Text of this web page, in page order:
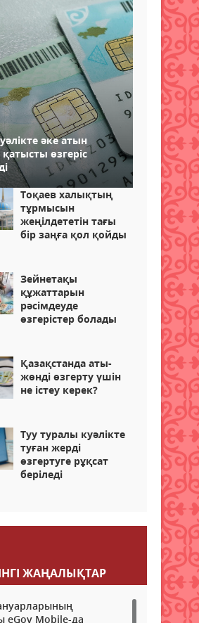
әке атын
өзгеріс
Тоқаев халықтың
тұрмысын
жеңілдететін тағы
бір заңға қол қойды
Зейнетақы
құжаттарын
рәсімдеуде
өзгерістер болады
Қазақстанда аты-
жөнді өзгерту үшін
не істеу керек?
Туу туралы куәлікте
туған жерді
өзгертуге рұқсат
беріледі
ЖАҢАЛЫҚТАР
eGov Mobile-да